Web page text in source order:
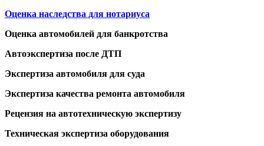
Оценка наследства для нотариуса
Оценка автомобилей для банкротства
Автоэкспертиза после ДТП
Экспертиза автомобиля для суда
Экспертиза качества ремонта автомобиля
Рецензия на автотехническую экспертизу
Техническая экспертиза оборудования